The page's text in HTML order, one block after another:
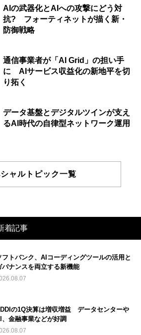
AIの武器化とAIへの攻撃にどう対
抗? フォーティネットが描く新・
防御戦略
通信事業者が「AI Grid」の担い手
に AIサービス収益化の新地平を切
り拓く
データ基盤とデジタルツインが支え
るAI時代の自律型ネットワーク運用
ャルトピック一覧
着記事
フトバンク、AIコーディングツールの活用と
バナンスを両立する新機能
の1Q決算は増収増益 データセンターや
、金融事業などが好調